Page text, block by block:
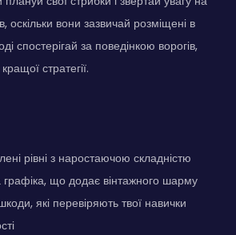
оскільки вони зазвичай розміщені в
спостерігай за поведінкою ворогів,
стратегії.
рівні з наростаючою складністю
графіка, що додає вінтажного шарму
які перевіряють твої навички